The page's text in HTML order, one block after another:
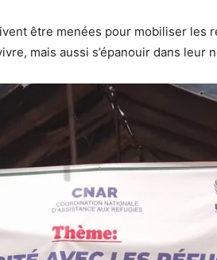
être menées pour mobiliser les
mais aussi s’épanouir dans leur